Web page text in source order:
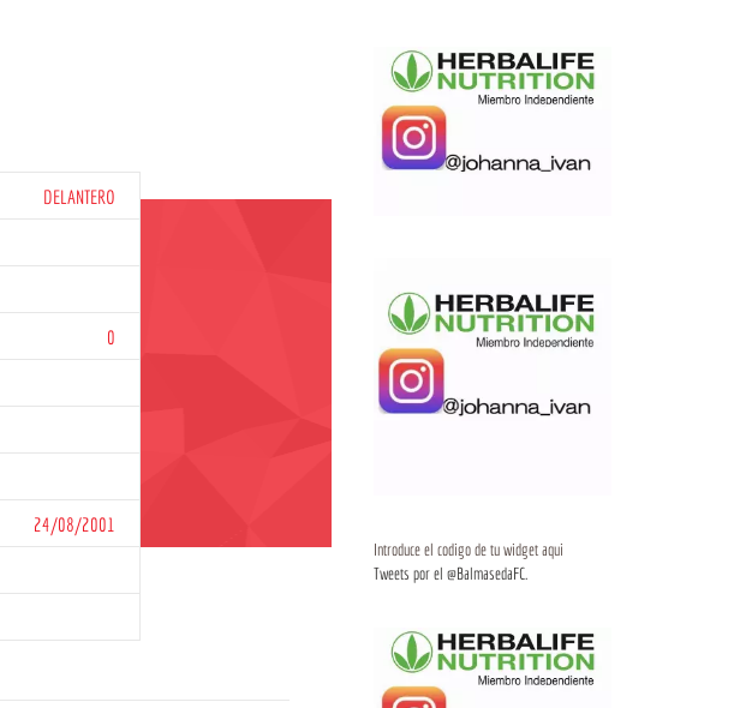
DELANTERO
0
24/08/2001
Introduce el codigo de tu widget aqui
Tweets por el @BalmasedaFC.